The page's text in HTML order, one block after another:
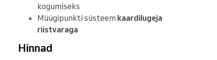
kogumiseks
Müügipunkti süsteem kaardilugeja
riistvaraga
Hinnad